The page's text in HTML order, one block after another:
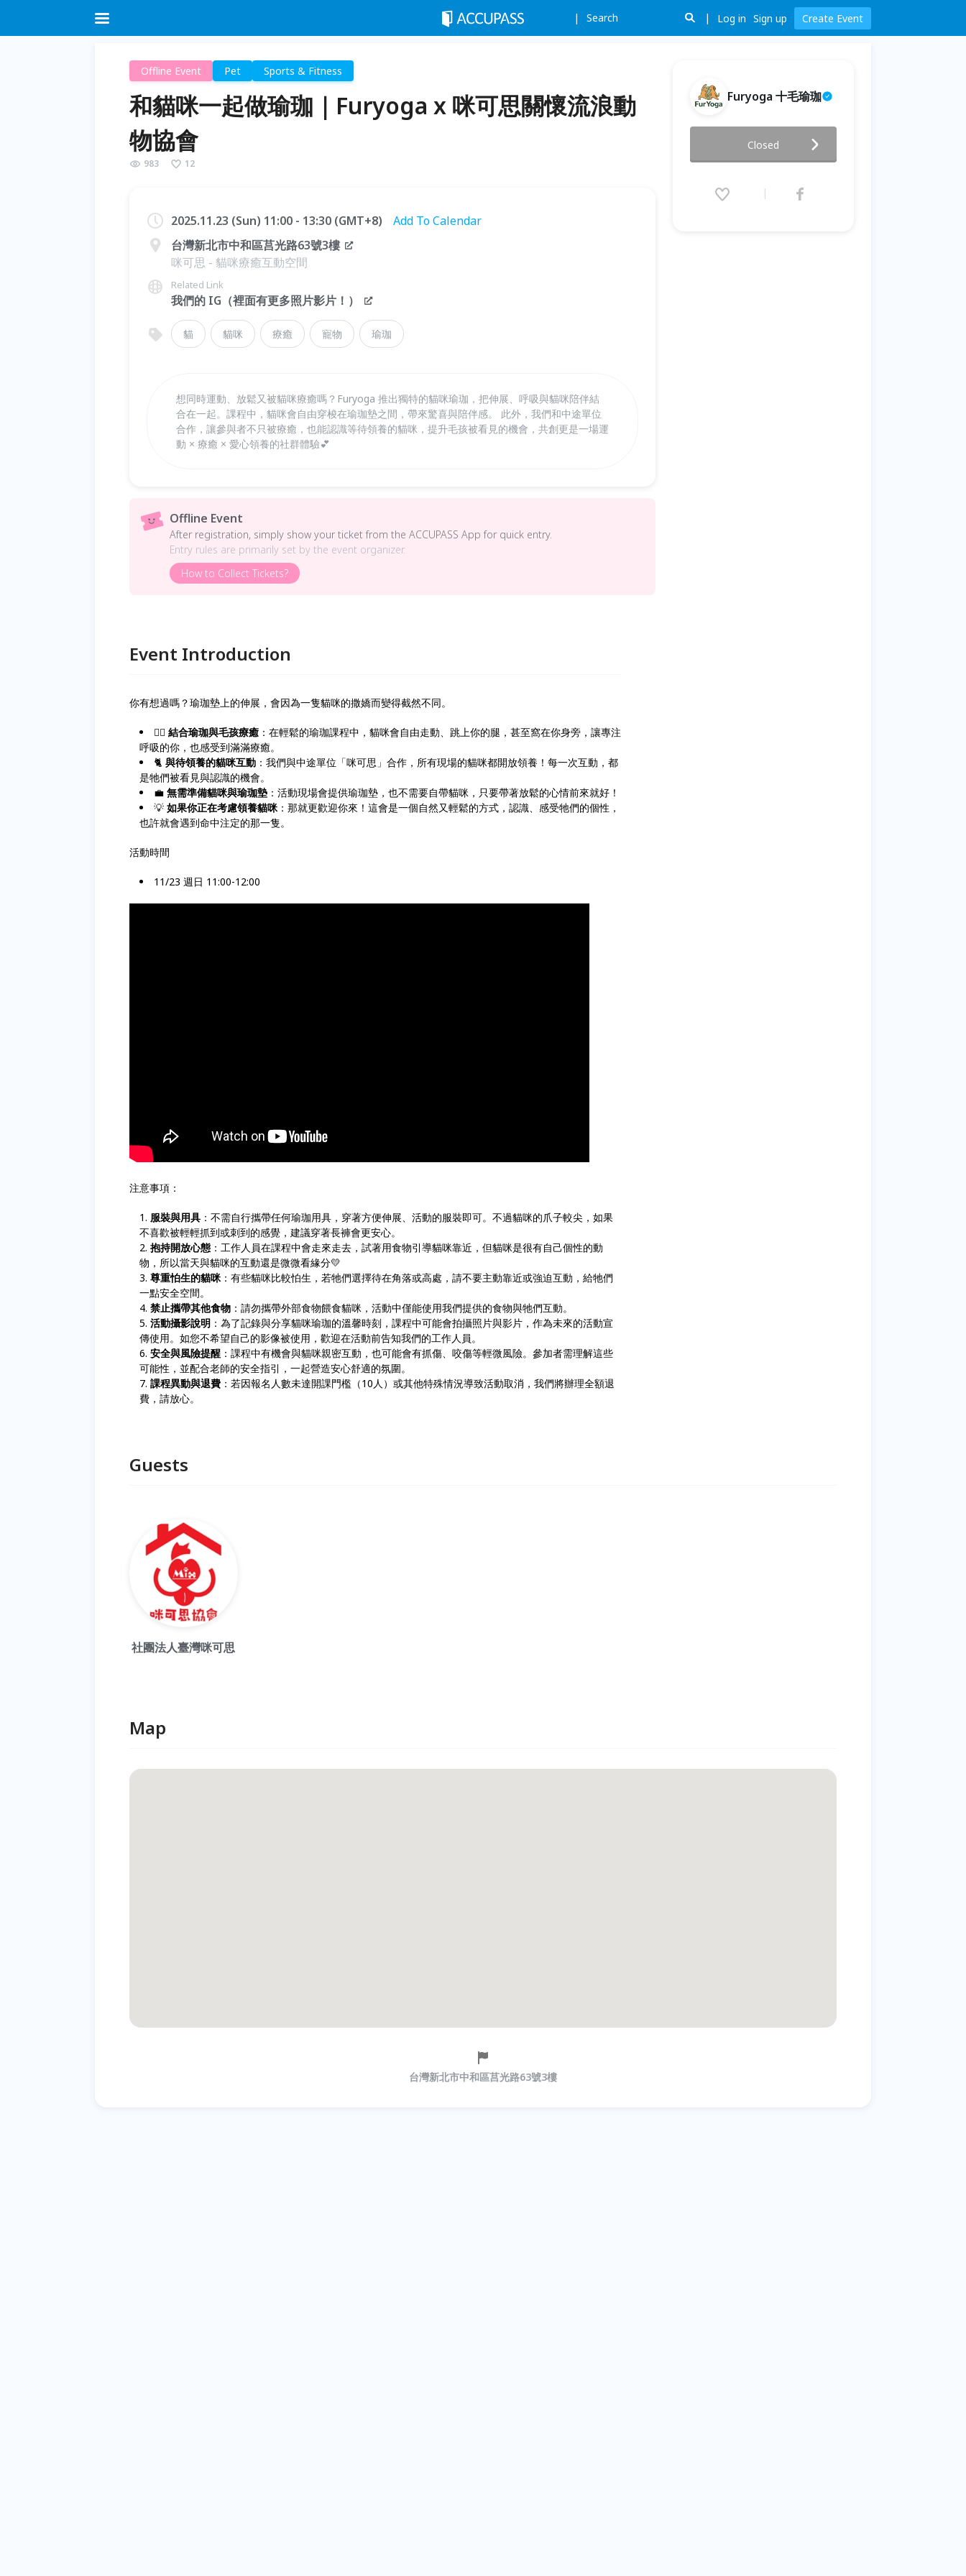
Search Log in Sign up Create Event
Offline Event Pet Sports & Fitness
和貓咪一起做瑜珈｜Furyoga x 咪可思關懷流浪動
物協會
983 12
2025.11.23 (Sun) 11:00 - 13:30 (GMT+8)
Add To Calendar
台灣新北市中和區莒光路63號3樓
咪可思 - 貓咪療癒互動空間
Related Link
我們的 IG（裡面有更多照片影片！）
貓 貓咪 療癒 寵物 瑜珈
想同時運動、放鬆又被貓咪療癒嗎？Furyoga 推出獨特的貓咪瑜珈，把伸展、呼吸與貓咪陪伴結
合在一起。課程中，貓咪會自由穿梭在瑜珈墊之間，帶來驚喜與陪伴感。 此外，我們和中途單位
合作，讓參與者不只被療癒，也能認識等待領養的貓咪，提升毛孩被看見的機會，共創更是一場運
動 × 療癒 × 愛心領養的社群體驗💕
Offline Event
After registration, simply show your ticket from the ACCUPASS App for quick entry.
Entry rules are primarily set by the event organizer.
How to Collect Tickets?
Event Introduction
你有想過嗎？瑜珈墊上的伸展，會因為一隻貓咪的撒嬌而變得截然不同。
🧘‍♀️ 結合瑜珈與毛孩療癒 ：在輕鬆的瑜珈課程中，貓咪會自由走動、跳上你的腿，甚至窩在你身旁，讓專注
呼吸的你，也感受到滿滿療癒。
🐈 與待領養的貓咪互動 ：我們與中途單位「咪可思」合作，所有現場的貓咪都開放領養！每一次互動，都
是牠們被看見與認識的機會。
💼 無需準備貓咪與瑜珈墊 ：活動現場會提供瑜珈墊，也不需要自帶貓咪，只要帶著放鬆的心情前來就好！
💡 如果你正在考慮領養貓咪：那就更歡迎你來！這會是一個自然又輕鬆的方式，認識、感受牠們的個性，
也許就會遇到命中注定的那一隻。
活動時間
11/23 週日 11:00-12:00
注意事項：
服裝與用具 ：不需自行攜帶任何瑜珈用具，穿著方便伸展、活動的服裝即可。不過貓咪的爪子較尖，如果
不喜歡被輕輕抓到或刺到的感覺，建議穿著長褲會更安心。
抱持開放心態 ：工作人員在課程中會走來走去，試著用食物引導貓咪靠近，但貓咪是很有自己個性的動
物，所以當天與貓咪的互動還是微微看緣分💛
尊重怕生的貓咪：有些貓咪比較怕生，若牠們選擇待在角落或高處，請不要主動靠近或強迫互動，給牠們
一點安全空間。
禁止攜帶其他食物 ：請勿攜帶外部食物餵食貓咪，活動中僅能使用我們提供的食物與牠們互動。
活動攝影說明 ：為了記錄與分享貓咪瑜珈的溫馨時刻，課程中可能會拍攝照片與影片，作為未來的活動宣
傳使用。如您不希望自己的影像被使用，歡迎在活動前告知我們的工作人員。
安全與風險提醒 ：課程中有機會與貓咪親密互動，也可能會有抓傷、咬傷等輕微風險。參加者需理解這些
可能性，並配合老師的安全指引，一起營造安心舒適的氛圍。
課程異動與退費 ：若因報名人數未達開課門檻（10人）或其他特殊情況導致活動取消，我們將辦理全額退
費，請放心。
Furyoga 十毛瑜珈
咪可思關懷流浪動物協會
2025.11.23 (Sun) 11:00 - 13:30
Closed
Guests
社團法人臺灣咪可思
Map
台灣新北市中和區莒光路63號3樓